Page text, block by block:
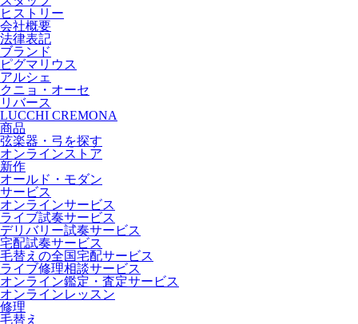
ヒストリー
会社概要
法律表記
ブランド
ピグマリウス
アルシェ
クニョ・オーセ
リバース
LUCCHI CREMONA
商品
弦楽器・弓を探す
オンラインストア
新作
オールド・モダン
サービス
オンラインサービス
ライブ試奏サービス
デリバリー試奏サービス
宅配試奏サービス
毛替えの全国宅配サービス
ライブ修理相談サービス
オンライン鑑定・査定サービス
オンラインレッスン
修理
毛替え